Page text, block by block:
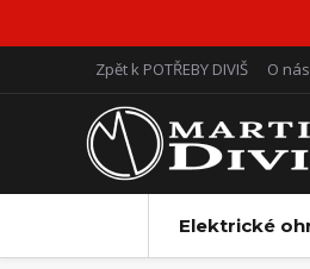
Zpět k POTŘEBY DIVIŠ O nás
Elektrické